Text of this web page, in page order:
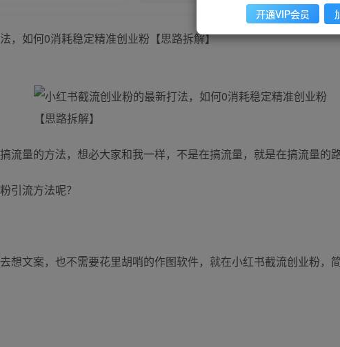
，如何0消耗稳定精准创业粉【思路拆解】
流量的方法，想必大家和我一样，不是在搞流量，就是在搞流量的路
引流方法呢？
想文案，也不需要花里胡哨的作图软件，就在小红书截流创业粉，
开通VIP会员